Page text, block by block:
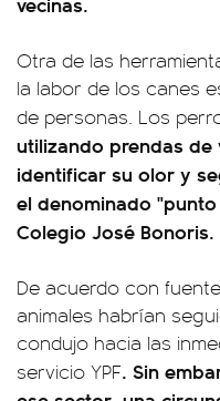
Otra de las
la labor de los canes
de personas. Los
utilizando prendas de
identificar su olor y
el denominado
Colegio José Bonoris.
De acuerdo con
animales habrían
condujo hacia las
servicio YPF. Sin